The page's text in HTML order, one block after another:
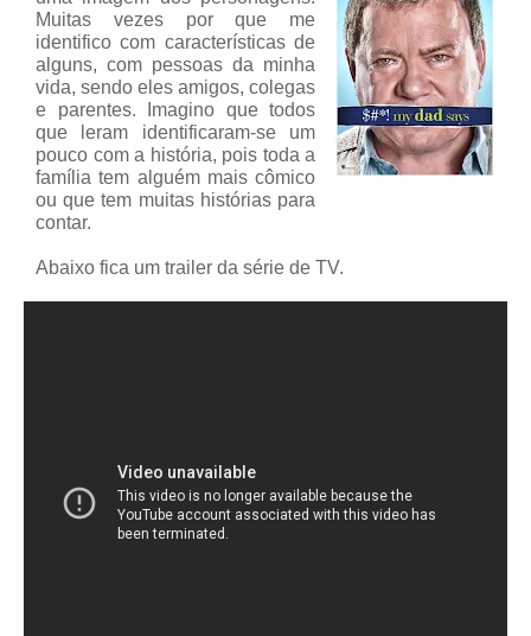
Muitas vezes por que me
identifico com características de
alguns, com pessoas da minha
vida, sendo eles amigos, colegas
e parentes. Imagino que todos
que leram identificaram-se um
pouco com a história, pois toda a
família tem alguém mais cômico
ou que tem muitas histórias para
contar.
Abaixo fica um trailer da série de TV.